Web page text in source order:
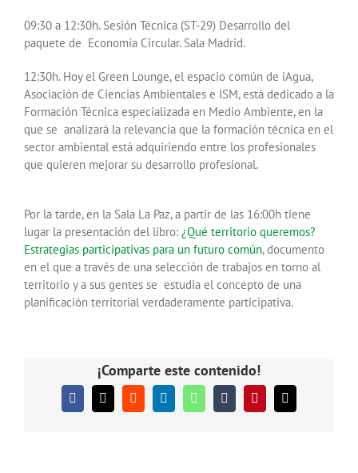
09:30 a 12:30h. Sesión Técnica (ST-29) Desarrollo del
paquete de Economía Circular. Sala Madrid.
12:30h. Hoy el Green Lounge, el espacio común de iAgua,
Asociación de Ciencias Ambientales e ISM, está dedicado a la
Formación Técnica especializada en Medio Ambiente, en la
que se analizará la relevancia que la formación técnica en el
sector ambiental está adquiriendo entre los profesionales
que quieren mejorar su desarrollo profesional.
Por la tarde, en la Sala La Paz, a partir de las 16:00h tiene
lugar la presentación del libro: ¿Qué territorio queremos?
Estrategias participativas para un futuro común, documento
en el que a través de una selección de trabajos en torno al
territorio y a sus gentes se estudia el concepto de una
planificación territorial verdaderamente participativa.
¡Comparte este contenido!
Facebook
X RedditLinkedInWhatsAppTumblrPinterestCorreo
electrónico